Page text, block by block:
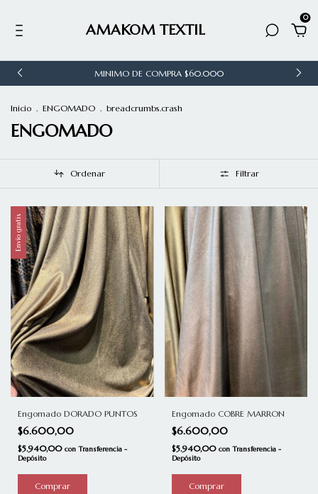
AMAKOM TEXTIL
0
MINIMO DE COMPRA $60.000
Inicio . ENGOMADO . breadcrumbs.crash
ENGOMADO
Ordenar Filtrar
Envío gratis
Engomado DORADO PUNTOS
$6.600,00
$5.940,00 con Transferencia -
Depósito
Engomado COBRE MARRON
$6.600,00
$5.940,00 con Transferencia -
Depósito